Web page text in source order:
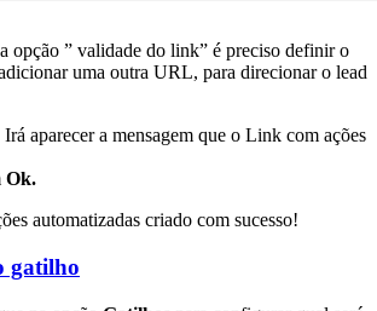
opção ” validade do link” é preciso definir o
uma outra URL, para direcionar o lead
aparecer a mensagem que o Link com ações
Ok.
automatizadas criado com sucesso!
gatilho